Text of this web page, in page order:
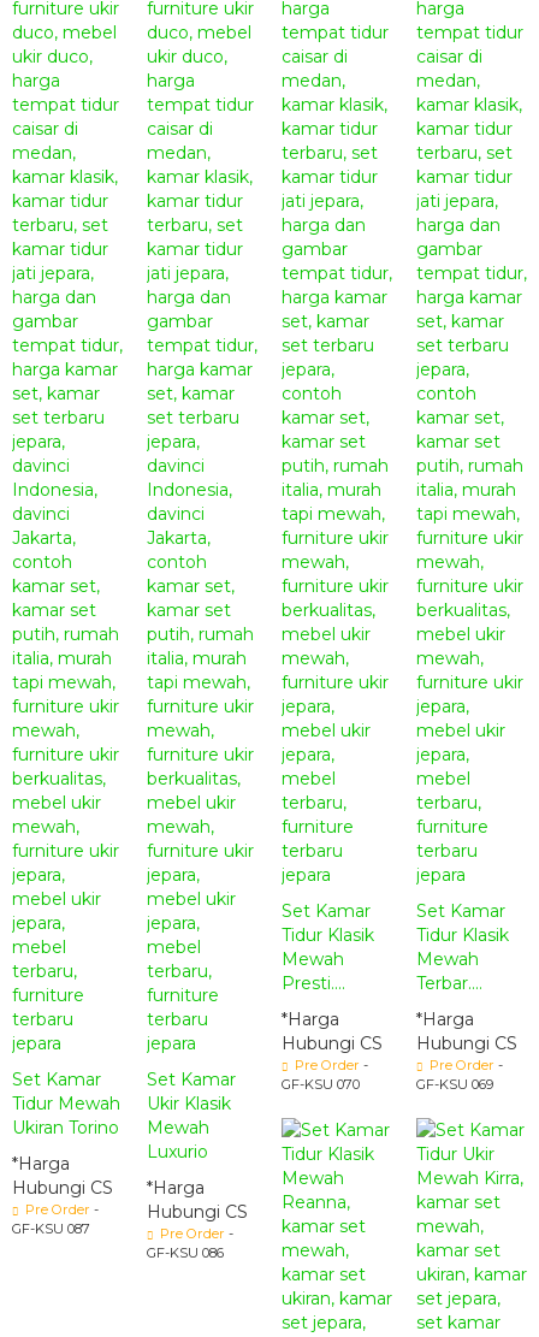
Set Kamar
Tidur Mewah
Ukiran Torino
*Harga
Hubungi CS
Pre Order -
GF-KSU 087
Set Kamar
Ukir Klasik
Mewah
Luxurio
*Harga
Hubungi CS
Pre Order -
GF-KSU 086
Set Kamar
Tidur Klasik
Mewah
Presti....
*Harga
Hubungi CS
Pre Order -
GF-KSU 070
Set Kamar
Tidur Klasik
Mewah
Terbar....
*Harga
Hubungi CS
Pre Order -
GF-KSU 069